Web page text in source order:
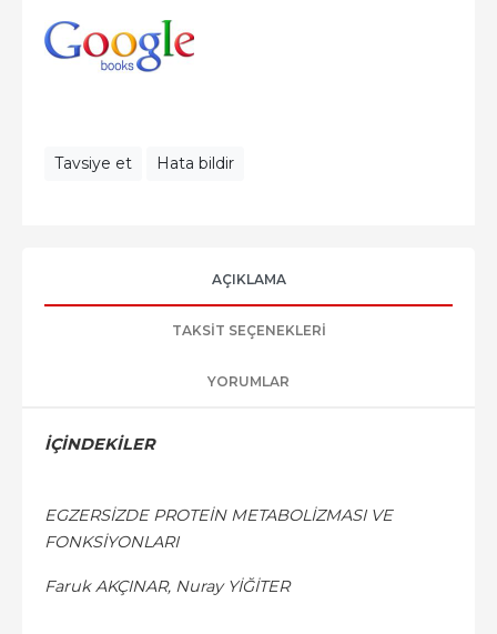
Tavsiye et Hata bildir
AÇIKLAMA
TAKSIT SEÇENEKLERI
YORUMLAR
İÇİNDEKİLER
EGZERSİZDE PROTEİN METABOLİZMASI VE
FONKSİYONLARI
Faruk AKÇINAR, Nuray YİĞİTER